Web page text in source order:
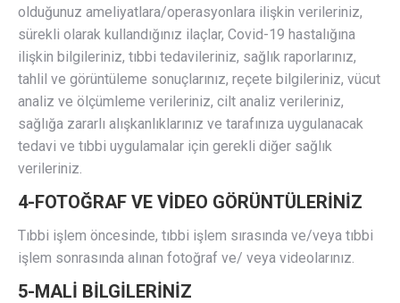
olduğunuz ameliyatlara/operasyonlara ilişkin verileriniz,
sürekli olarak kullandığınız ilaçlar, Covid-19 hastalığına
ilişkin bilgileriniz, tıbbi tedavileriniz, sağlık raporlarınız,
tahlil ve görüntüleme sonuçlarınız, reçete bilgileriniz, vücut
analiz ve ölçümleme verileriniz, cilt analiz verileriniz,
sağlığa zararlı alışkanlıklarınız ve tarafınıza uygulanacak
tedavi ve tıbbi uygulamalar için gerekli diğer sağlık
verileriniz.
4-FOTOĞRAF VE VİDEO GÖRÜNTÜLERİNİZ
Tıbbi işlem öncesinde, tıbbi işlem sırasında ve/veya tıbbi
işlem sonrasında alınan fotoğraf ve/ veya videolarınız.
5-MALİ BİLGİLERİNİZ